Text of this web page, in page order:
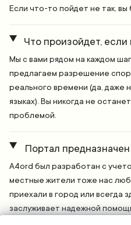
Если что-то пойдет не так,
Что произойдет,
Мы с вами рядом на каждом
предлагаем разрешение
реального времени (да, даже
языках). Вы никогда не
проблемой.
Портал
A4ord был разработан с
местные жители тоже нас
приехали в город или всегда
заслуживает надежной